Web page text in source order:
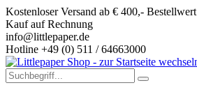
Kostenloser Versand ab € 400,- Bestellwert
Kauf auf Rechnung
info@littlepaper.de
Hotline +49 (0) 511 / 64663000